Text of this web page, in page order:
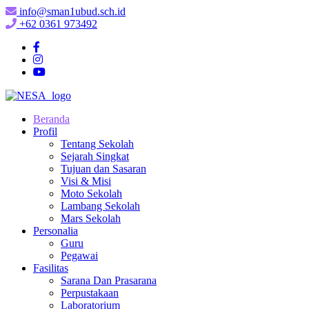
info@sman1ubud.sch.id
+62 0361 973492
Beranda
Profil
Tentang Sekolah
Sejarah Singkat
Tujuan dan Sasaran
Visi & Misi
Moto Sekolah
Lambang Sekolah
Mars Sekolah
Personalia
Guru
Pegawai
Fasilitas
Sarana Dan Prasarana
Perpustakaan
Laboratorium